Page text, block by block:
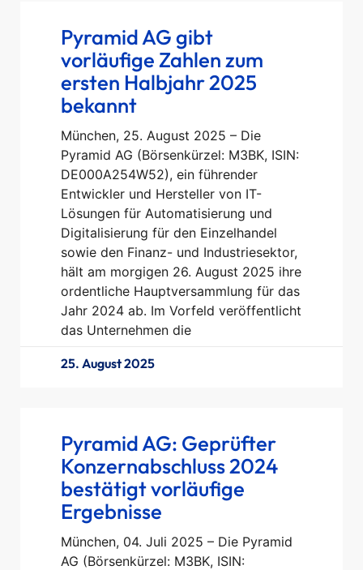
Pyramid AG gibt
vorläufige Zahlen zum
ersten Halbjahr 2025
bekannt
München, 25. August 2025 – Die
Pyramid AG (Börsenkürzel: M3BK, ISIN:
DE000A254W52), ein führender
Entwickler und Hersteller von IT-
Lösungen für Automatisierung und
Digitalisierung für den Einzelhandel
sowie den Finanz- und Industriesektor,
hält am morgigen 26. August 2025 ihre
ordentliche Hauptversammlung für das
Jahr 2024 ab. Im Vorfeld veröffentlicht
das Unternehmen die
25. August 2025
Pyramid AG: Geprüfter
Konzernabschluss 2024
bestätigt vorläufige
Ergebnisse
München, 04. Juli 2025 – Die Pyramid
AG (Börsenkürzel: M3BK, ISIN: